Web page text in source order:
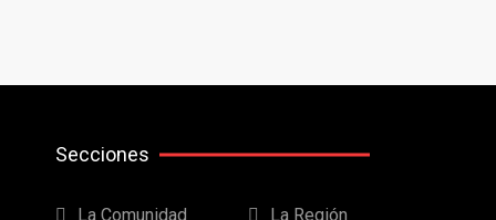
Secciones
La Comunidad La Región